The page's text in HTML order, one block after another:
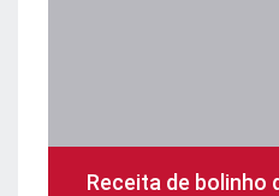
Receita de bolinho